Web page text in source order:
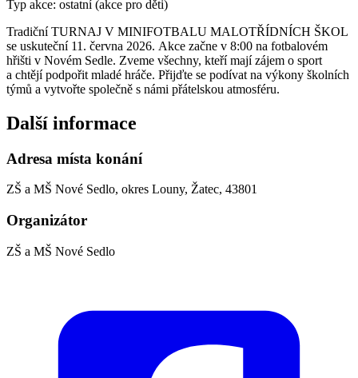
Typ akce: ostatní (akce pro děti)
Tradiční TURNAJ V MINIFOTBALU MALOTŘÍDNÍCH ŠKOL
se uskuteční 11. června 2026. Akce začne v 8:00 na fotbalovém
hřišti v Novém Sedle. Zveme všechny, kteří mají zájem o sport
a chtějí podpořit mladé hráče. Přijďte se podívat na výkony školních
týmů a vytvořte společně s námi přátelskou atmosféru.
Další informace
Adresa místa konání
ZŠ a MŠ Nové Sedlo, okres Louny, Žatec, 43801
Organizátor
ZŠ a MŠ Nové Sedlo